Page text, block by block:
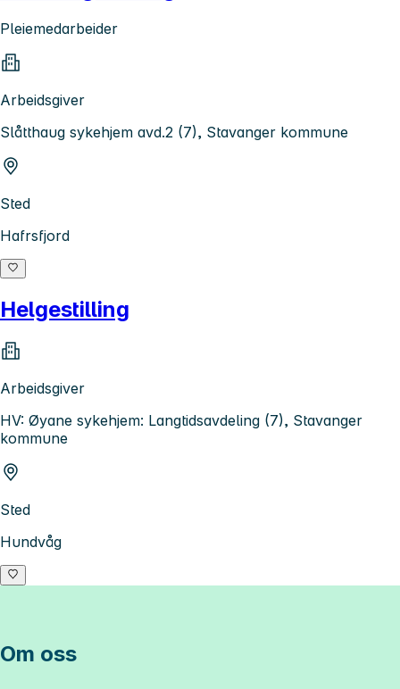
Pleiemedarbeider
Arbeidsgiver
Slåtthaug sykehjem avd.2 (7), Stavanger kommune
Sted
Hafrsfjord
Helgestilling
Arbeidsgiver
HV: Øyane sykehjem: Langtidsavdeling (7), Stavanger
kommune
Sted
Hundvåg
Om oss